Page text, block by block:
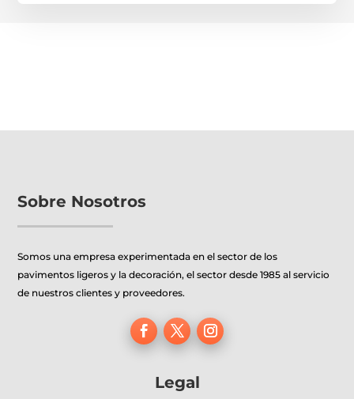
Sobre Nosotros
Somos una empresa experimentada en el sector de los
pavimentos ligeros y la decoración, el sector desde 1985 al servicio
de nuestros clientes y proveedores.
Legal